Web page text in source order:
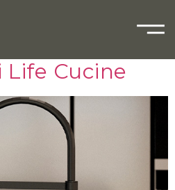
la cucina
I consigli
Cucine